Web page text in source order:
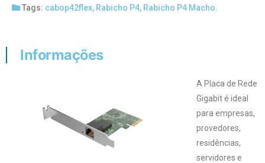
Tags: cabop42flex, Rabicho P4, Rabicho P4 Macho.
Informações
A Placa de Rede
Gigabit é ideal
para empresas,
provedores,
residências,
servidores e